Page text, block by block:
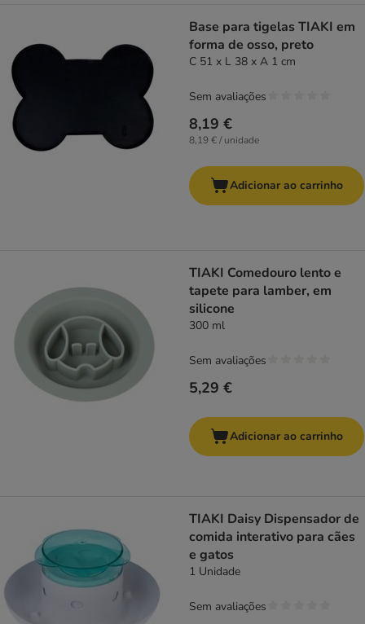
Base para tigelas TIAKI em
forma de osso, preto
C 51 x L 38 x A 1 cm
8,19 €
8,19 € / unidade
Sem avaliações
Adicionar ao carrinho
TIAKI Comedouro lento e
tapete para lamber, em
silicone
300 ml
5,29 €
Sem avaliações
Adicionar ao carrinho
TIAKI Daisy Dispensador de
comida interativo para cães
e gatos
1 Unidade
Sem avaliações